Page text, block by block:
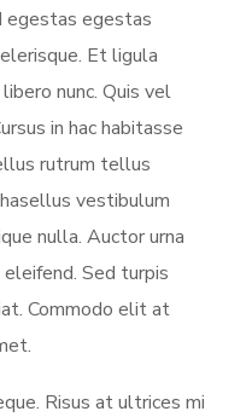
egestas egestas
Et ligula
nunc. Quis vel
in hac habitasse
rutrum tellus
vestibulum
nulla. Auctor urna
eleifend. Sed turpis
Commodo elit at
Risus at ultrices mi